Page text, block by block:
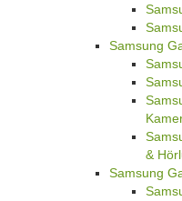
Samsung
&
Samsung